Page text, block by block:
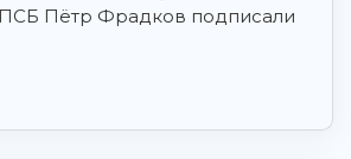
Пётр Фрадков подписали